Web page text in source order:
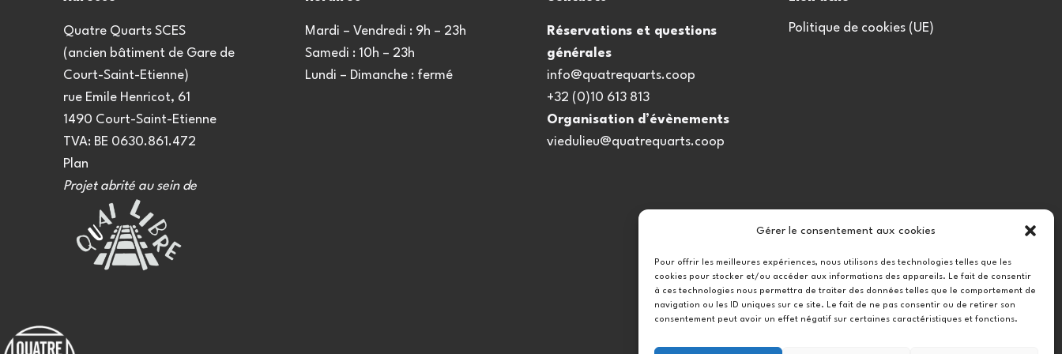
Gérer le consentement aux cookies
Pour offrir les meilleures expériences, nous utilisons des technologies telles que les
cookies pour stocker et/ou accéder aux informations des appareils. Le fait de consentir
à ces technologies nous permettra de traiter des données telles que le comportement de
navigation ou les ID uniques sur ce site. Le fait de ne pas consentir ou de retirer son
consentement peut avoir un effet négatif sur certaines caractéristiques et fonctions.
Quatre Quarts SCES
(ancien bâtiment de Gare de
Court-Saint-Etienne)
rue Emile Henricot, 61
1490 Court-Saint-Etienne
TVA: BE 0630.861.472
Plan
Projet abrité au sein de
Mardi – Vendredi : 9h – 23h
Samedi : 10h – 23h
Lundi – Dimanche : fermé
Réservations et questions
générales
info@quatrequarts.coop
+32 (0)10 613 813
Organisation d’évènements
viedulieu@quatrequarts.coop
Politique de cookies (UE)